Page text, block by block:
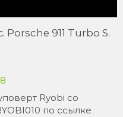
Porsche 911 Turbo S.
Ryobi со
по ссылке